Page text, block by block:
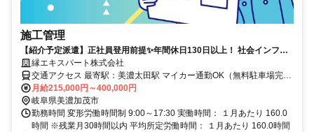
施工管理
【紹介予定派遣】正社員登用前提✨年間休日130日以上！ 社会インフラ
を支える安定企業で、一生モノのキャリアを。
縁エキスパート株式会社
交通アクセス 最寄駅：美濃太田駅 マイカー通勤OK（無料駐車場完
備） ★直行直帰OK
月給215,000円～400,000円
岐阜県美濃加茂市
勤務時間 変形労働時間制 9:00～17:30 実働時間： １月あたり 160.0
時間 ※残業月30時間以内 平均所定労働時間： １月あたり 160.0時間